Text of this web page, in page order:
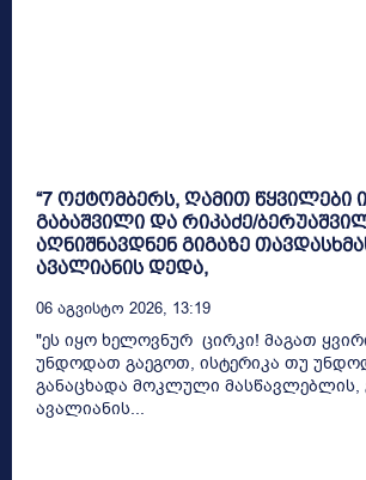
“7 ოქტომბერს, ღამით წყვილები
გაბაშვილი და რიკაძე/
აღნიშნავდნენ გიგაზე
ავალიანის დედა,
06 Აგვისტო 2026, 13:19
"ეს იყო ხელოვნურ ცირკი! მაგათ
უნდოდათ გაეგოთ, ისტერიკა თუ
განაცხადა მოკლული მასწავლებლის,
ავალიანის...